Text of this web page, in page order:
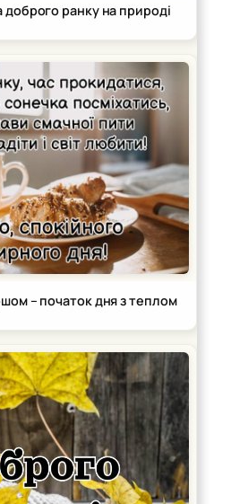
доброго ранку на природі
– початок дня з теплом